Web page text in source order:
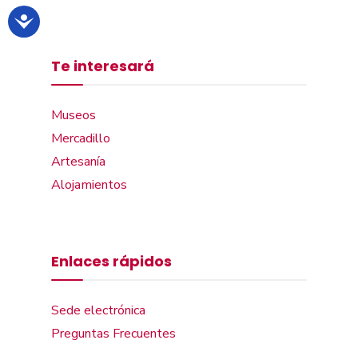
Te interesará
Museos
Mercadillo
Artesanía
Alojamientos
Enlaces rápidos
Sede electrónica
Preguntas Frecuentes